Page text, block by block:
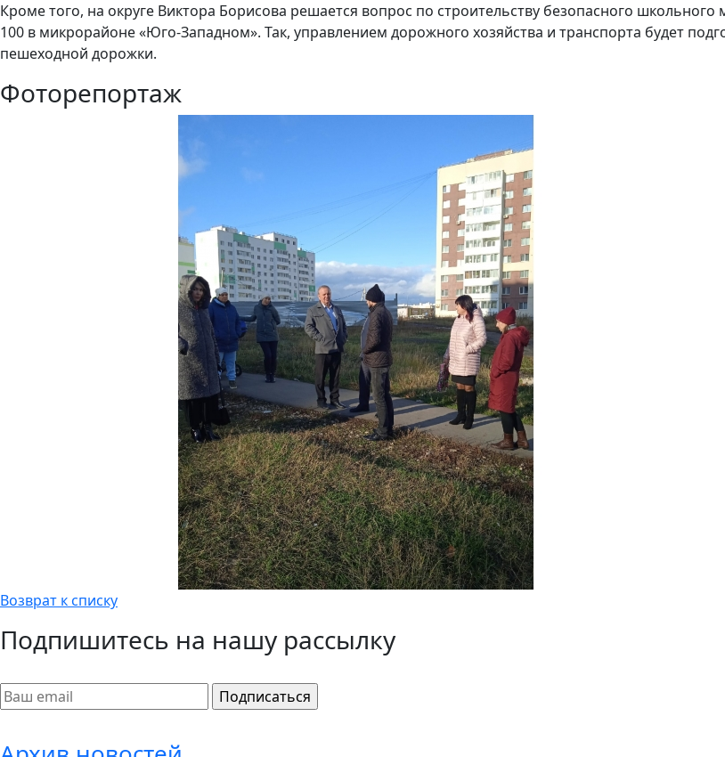
Кроме того, на округе Виктора Борисова решается вопрос по строительству безопасного
100 в микрорайоне «Юго-Западном». Так, управлением дорожного хозяйства и транспорта будет
пешеходной дорожки.
Фоторепортаж
Возврат к списку
Подпишитесь на нашу рассылку